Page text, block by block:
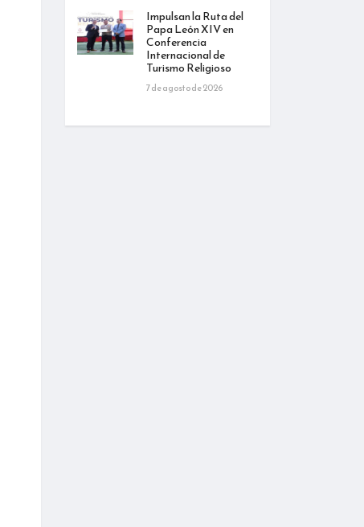
Impulsan la Ruta del
Papa León XIV en
Conferencia
Internacional de
Turismo Religioso
7 de agosto de 2026